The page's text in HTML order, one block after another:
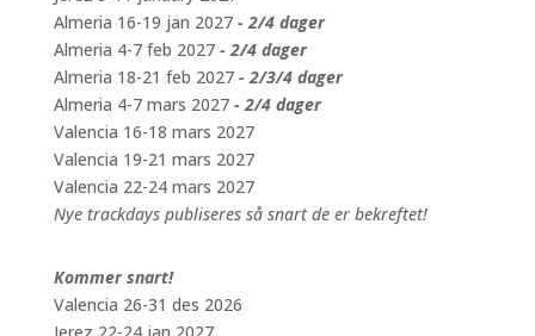
Almeria 16-19 jan 2027 - 2/4 dager
Almeria 4-7 feb 2027 - 2/4 dager
Almeria 18-21 feb 2027 - 2/3/4 dager
Almeria 4-7 mars 2027 - 2/4 dager
Valencia 16-18 mars 2027
Valencia 19-21 mars 2027
Valencia 22-24 mars 2027
Nye trackdays publiseres så snart de er bekreftet!
Kommer snart!
Valencia 26-31 des 2026
Jerez 22-24 jan 2027